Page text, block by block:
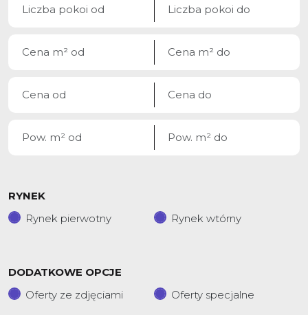
RYNEK
Rynek pierwotny
Rynek wtórny
DODATKOWE OPCJE
Oferty ze zdjęciami
Oferty specjalne